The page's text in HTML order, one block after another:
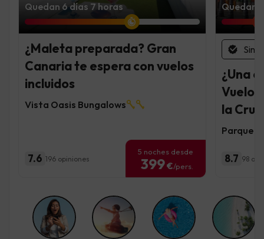
Quedan 6 días 7 horas
¿Maleta preparada? Gran
Canaria te espera con vuelos
incluidos
Vista Oasis Bungalows
7.6 196 opiniones
5 noches desde
399€/pers.
Quedan
Sin
¿Una
la Cruz
Parque
8.7 98